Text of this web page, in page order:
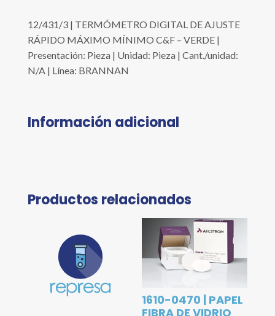
12/431/3 | TERMÓMETRO DIGITAL DE AJUSTE
RÁPIDO MÁXIMO MÍNIMO C&F – VERDE |
Presentación: Pieza | Unidad: Pieza | Cant./unidad:
N/A | Línea: BRANNAN
Información adicional
Productos relacionados
1610-0470 | PAPEL
FIBRA DE VIDRIO